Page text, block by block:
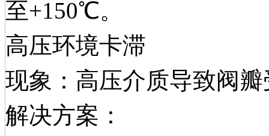
至+150℃。
高压环境卡滞
现象：高压介质导致阀
解决方案：